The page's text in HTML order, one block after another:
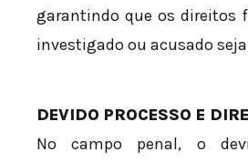
garantindo que os direitos
investigado ou acusado
DEVIDO PROCESSO E
No campo penal, o